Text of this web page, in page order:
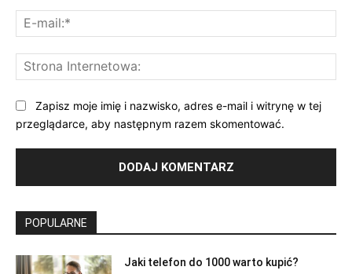
Zapisz moje imię i nazwisko, adres e-mail i witrynę w tej
przeglądarce, aby następnym razem skomentować.
POPULARNE
Jaki telefon do 1000 warto kupić?